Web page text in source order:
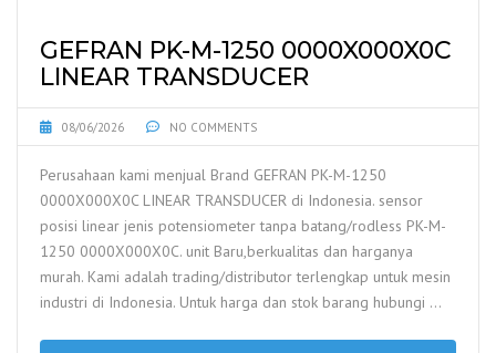
GEFRAN PK-M-1250 0000X000X0C
LINEAR TRANSDUCER
08/06/2026 NO COMMENTS
Perusahaan kami menjual Brand GEFRAN PK-M-1250
0000X000X0C LINEAR TRANSDUCER di Indonesia. sensor
posisi linear jenis potensiometer tanpa batang/rodless PK-M-
1250 0000X000X0C. unit Baru,berkualitas dan harganya
murah. Kami adalah trading/distributor terlengkap untuk mesin
industri di Indonesia. Untuk harga dan stok barang hubungi …